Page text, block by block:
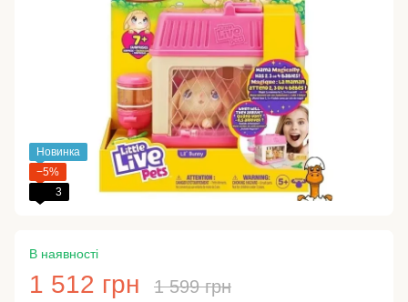
Новинка
−5%
3
В наявності
1 512 грн 1 599 грн